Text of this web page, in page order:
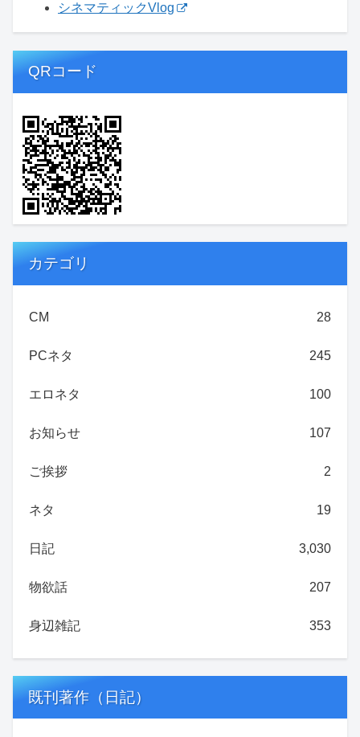
シネマティックVlog
QRコード
カテゴリ
CM 28
PCネタ 245
エロネタ 100
お知らせ 107
ご挨拶 2
ネタ 19
日記 3,030
物欲話 207
身辺雑記 353
既刊著作（日記）